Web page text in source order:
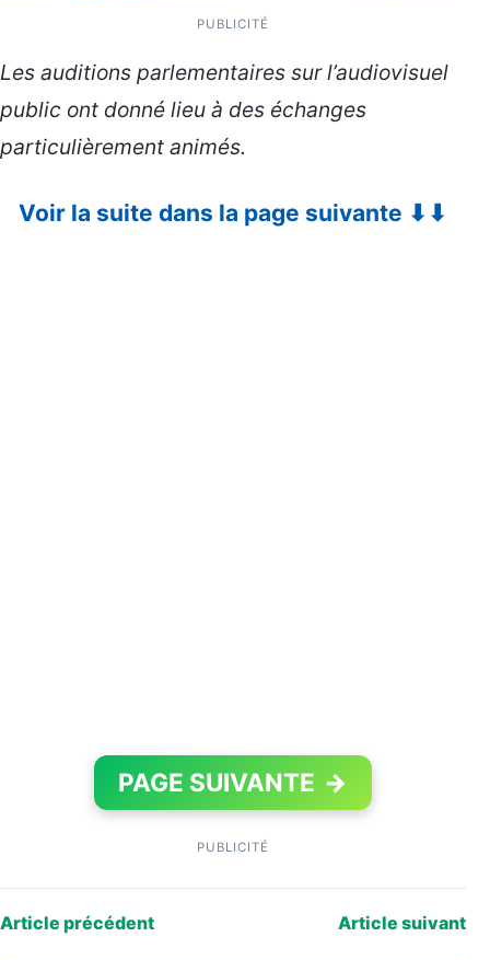
PUBLICITÉ
Les auditions parlementaires sur l’audiovisuel
public ont donné lieu à des échanges
particulièrement animés.
Voir la suite dans la page suivante ⬇⬇
PAGE SUIVANTE →
PUBLICITÉ
Article précédent Article suivant